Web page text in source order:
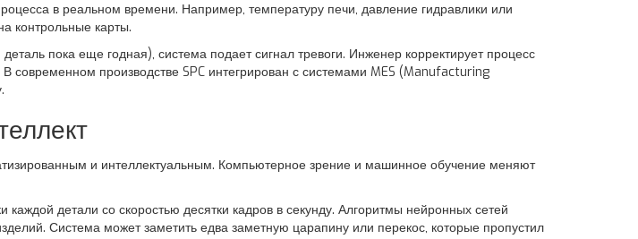
в реальном времени. Например, температуру печи, давление гидравлики или
контрольные карты.
пока еще годная), система подает сигнал тревоги. Инженер корректирует процесс
современном производстве SPC интегрирован с системами MES (Manufacturing
и интеллектуальным. Компьютерное зрение и машинное обучение меняют
детали со скоростью десятки кадров в секунду. Алгоритмы нейронных сетей
Система может заметить едва заметную царапину или перекос, которые пропустил